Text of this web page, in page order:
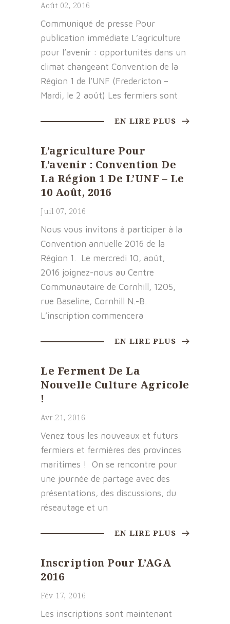
Août 02, 2016
Communiqué de presse Pour
publication immédiate L’agriculture
pour l’avenir : opportunités dans un
climat changeant Convention de la
Région 1 de l’UNF (Fredericton –
Mardi, le 2 août) Les fermiers sont
EN LIRE PLUS
L’agriculture Pour
L’avenir : Convention De
La Région 1 De L’UNF – Le
10 Août, 2016
Juil 07, 2016
Nous vous invitons à participer à la
Convention annuelle 2016 de la
Région 1. Le mercredi 10, août,
2016 joignez-nous au Centre
Communautaire de Cornhill, 1205,
rue Baseline, Cornhill N.-B.
L’inscription commencera
EN LIRE PLUS
Le Ferment De La
Nouvelle Culture Agricole
!
Avr 21, 2016
Venez tous les nouveaux et futurs
fermiers et fermières des provinces
maritimes ! On se rencontre pour
une journée de partage avec des
présentations, des discussions, du
réseautage et un
EN LIRE PLUS
Inscription Pour L’AGA
2016
Fév 17, 2016
Les inscriptions sont maintenant